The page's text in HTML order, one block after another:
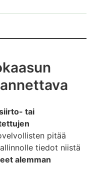
vai
tai
ilmoittamisesta
tai
pitää
tiedot niistä
alemman